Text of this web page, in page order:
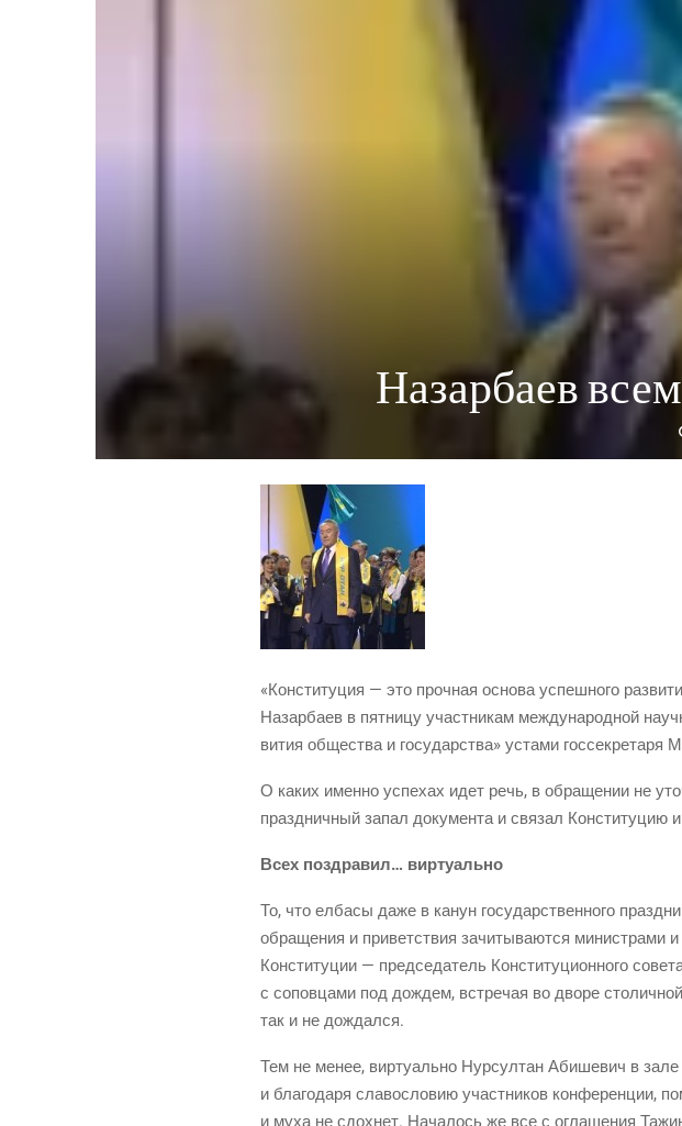
Назарбаев
«Кон­сти­ту­ция — это проч­ная осно­ва успеш­но­го
Назар­ба­ев в пят­ни­цу участ­ни­кам меж­ду­на­род­ной
ви­тия обще­ства и госу­дар­ства» уста­ми
О каких имен­но успе­хах идет речь, в обра­ще­нии не
празд­нич­ный запал доку­мен­та и свя­зал Кон­сти­ту­цию
Всех поздра­вил… виртуально
То, что елба­сы даже в канун госу­дар­ствен­но­го
обра­ще­ния и при­вет­ствия зачи­ты­ва­ют­ся
Кон­сти­ту­ции — пред­се­да­тель Кон­сти­ту­ци­он­но­го
с сопов­ца­ми под дождем, встре­чая во дво­ре
так и не дождался.
Тем не менее, вир­ту­аль­но Нур­сул­тан Аби­ше­вич в
и бла­го­да­ря сла­во­сло­вию участ­ни­ков кон­фе­рен­ции,
и муха не сдох­нет. Нача­лось же все с огла­ше­ния